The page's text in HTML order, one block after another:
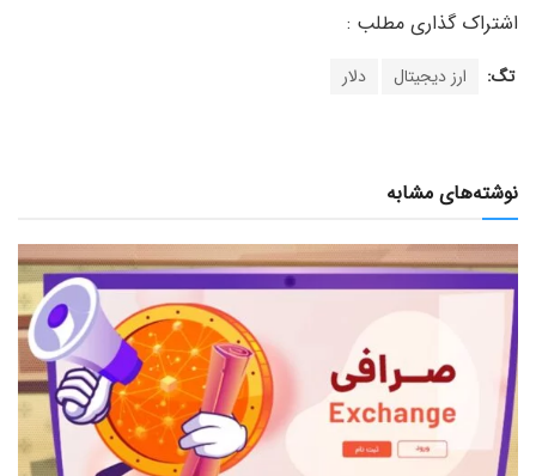
تگ: ارز دیجیتال دلار
نوشته‌های مشابه